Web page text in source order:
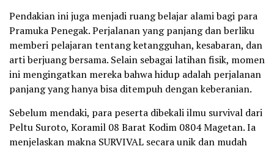
Pendakian ini juga menjadi ruang belajar alami bagi para
Pramuka Penegak. Perjalanan yang panjang dan berliku
memberi pelajaran tentang ketangguhan, kesabaran, dan
arti berjuang bersama. Selain sebagai latihan fisik, momen
ini mengingatkan mereka bahwa hidup adalah perjalanan
panjang yang hanya bisa ditempuh dengan keberanian.
Sebelum mendaki, para peserta dibekali ilmu survival dari
Peltu Suroto, Koramil 08 Barat Kodim 0804 Magetan. Ia
menjelaskan makna SURVIVAL secara unik dan mudah